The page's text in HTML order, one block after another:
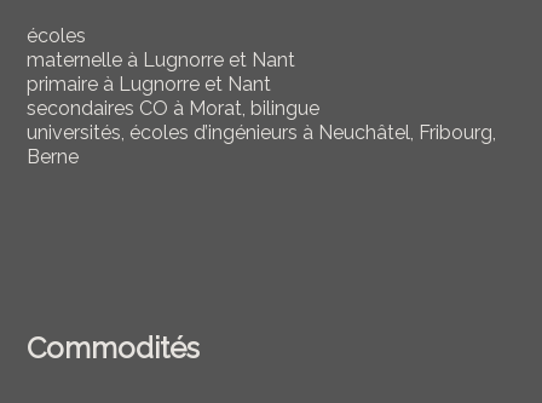
écoles
maternelle à Lugnorre et Nant
primaire à Lugnorre et Nant
secondaires CO à Morat, bilingue
universités, écoles d’ingénieurs à Neuchâtel, Fribourg,
Berne
Commodités